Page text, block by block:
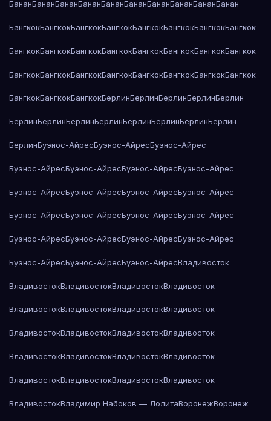
БананБананБананБананБананБананБананБананБананБанан
БангкокБангкокБангкокБангкокБангкокБангкокБангкокБангкок
БангкокБангкокБангкокБангкокБангкокБангкокБангкокБангкок
БангкокБангкокБангкокБангкокБангкокБангкокБангкокБангкок
БангкокБангкокБангкокБерлинБерлинБерлинБерлинБерлин
БерлинБерлинБерлинБерлинБерлинБерлинБерлинБерлин
БерлинБуэнос-АйресБуэнос-АйресБуэнос-Айрес
Буэнос-АйресБуэнос-АйресБуэнос-АйресБуэнос-Айрес
Буэнос-АйресБуэнос-АйресБуэнос-АйресБуэнос-Айрес
Буэнос-АйресБуэнос-АйресБуэнос-АйресБуэнос-Айрес
Буэнос-АйресБуэнос-АйресБуэнос-АйресБуэнос-Айрес
Буэнос-АйресБуэнос-АйресБуэнос-АйресВладивосток
ВладивостокВладивостокВладивостокВладивосток
ВладивостокВладивостокВладивостокВладивосток
ВладивостокВладивостокВладивостокВладивосток
ВладивостокВладивостокВладивостокВладивосток
ВладивостокВладивостокВладивостокВладивосток
ВладивостокВладимир Набоков — ЛолитаВоронежВоронеж